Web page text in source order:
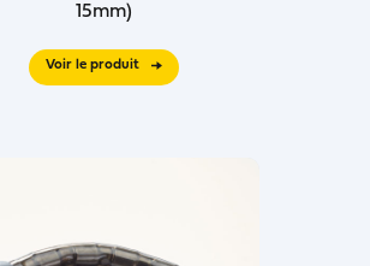
15mm)
Voir le produit